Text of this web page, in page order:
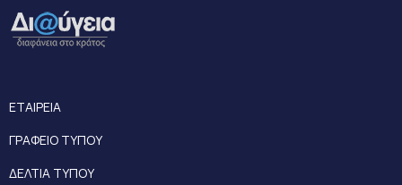
ΕΤΑΙΡΕΙΑ
ΓΡΑΦΕΙΟ ΤΥΠΟΥ
ΔΕΛΤΙΑ ΤΥΠΟΥ